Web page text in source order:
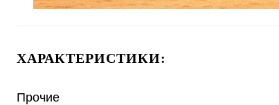
ХАРАКТЕРИСТИКИ:
Прочие